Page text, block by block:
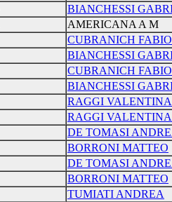
BIANCHESSI
AMERICANA A M
CUBRANICH FABIO
BIANCHESSI
CUBRANICH FABIO
BIANCHESSI
RAGGI VALENTINA
RAGGI VALENTINA
DE TOMASI
BORRONI MATTEO
DE TOMASI
BORRONI MATTEO
TUMIATI ANDREA